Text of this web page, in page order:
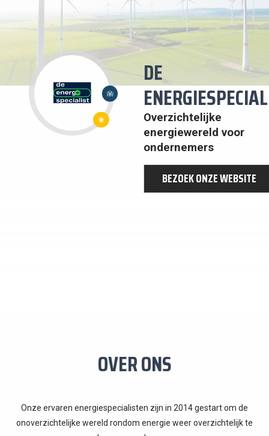
BETAALBARE
EN
DUURZAME
17:
PARTNERSCHAP
OM
DOELSTELLINGEN
TE BEREIKEN
DE
Overzichtelijke
energiewereld voor
ondernemers
BEZOEK ONZE WEBSITE
OVER ONS
Onze ervaren energiespecialisten zijn in 2014 gestart om de
onoverzichtelijke wereld rondom energie weer overzichtelijk te